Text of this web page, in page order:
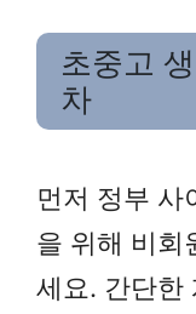
초중고
차
먼저 정부 사
을 위해 비회
세요. 간단한